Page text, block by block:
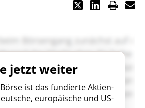
jetzt weiter
Börse ist das fundierte Aktien-
europäische und US-